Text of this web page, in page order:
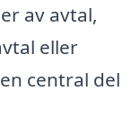
av avtal,
eller
central del